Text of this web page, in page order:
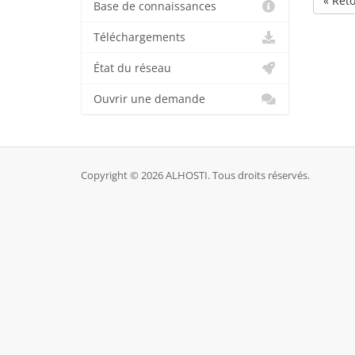
Base de connaissances
Téléchargements
État du réseau
Ouvrir une demande
Copyright © 2026 ALHOSTI. Tous droits réservés.